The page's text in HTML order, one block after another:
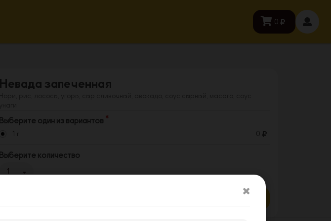
0
Невада запеченная
Выберите один из вариантов
1 г 0
Выберите количество
1